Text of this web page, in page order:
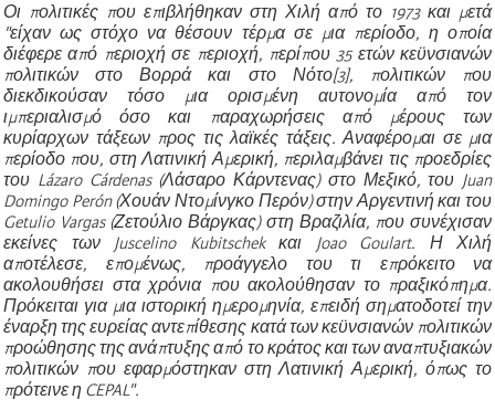
Οι πολιτικές που επιβλήθηκαν στη Χιλή από το 1973 και μετά
"είχαν ως στόχο να θέσουν τέρμα σε μια περίοδο, η οποία
διέφερε από περιοχή σε περιοχή, περίπου 35 ετών κεϋνσιανών
πολιτικών στο Βορρά και στο Νότο[3], πολιτικών που
διεκδικούσαν τόσο μια ορισμένη αυτονομία από τον
ιμπεριαλισμό όσο και παραχωρήσεις από μέρους των
κυρίαρχων τάξεων προς τις λαϊκές τάξεις. Αναφέρομαι σε μια
περίοδο που, στη Λατινική Αμερική, περιλαμβάνει τις προεδρίες
του Lázaro Cárdenas (Λάσαρο Κάρντενας) στο Μεξικό, του Juan
Domingo Perón (Χουάν Ντομίνγκο Περόν) στην Αργεντινή και του
Getulio Vargas (Ζετούλιο Βάργκας) στη Βραζιλία, που συνέχισαν
εκείνες των Juscelino Kubitschek και Joao Goulart. Η Χιλή
αποτέλεσε, επομένως, προάγγελο του τι επρόκειτο να
ακολουθήσει στα χρόνια που ακολούθησαν το πραξικόπημα.
Πρόκειται για μια ιστορική ημερομηνία, επειδή σηματοδοτεί την
έναρξη της ευρείας αντεπίθεσης κατά των κεϋνσιανών πολιτικών
προώθησης της ανάπτυξης από το κράτος και των αναπτυξιακών
πολιτικών που εφαρμόστηκαν στη Λατινική Αμερική, όπως το
πρότεινε η CEPAL".